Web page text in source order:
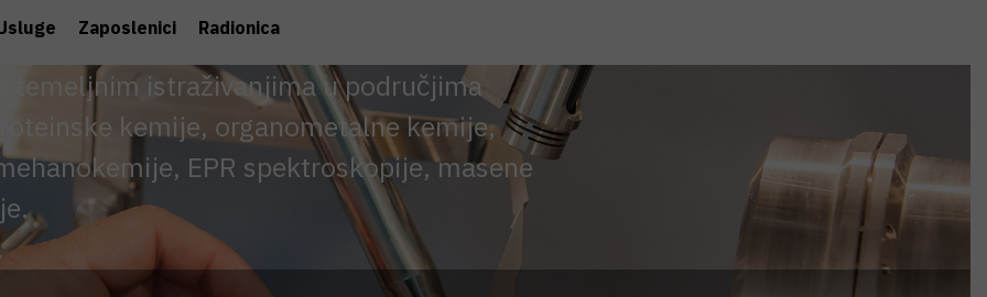
Zaposlenici Radionica
temeljnim istraživanjima u područjima
kemije, organometalne kemije,
EPR spektroskopije, masene